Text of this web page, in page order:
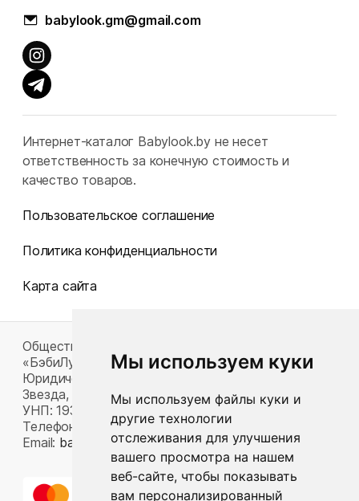
Мы используем куки
Мы используем файлы куки и
другие технологии
отслеживания для улучшения
вашего просмотра на нашем
веб-сайте, чтобы показывать
вам персонализированный
babylook.gm@gmail.com
Интернет-каталог Babylook.by не несет
ответственность за конечную стоимость и
качество товаров.
Пользовательское соглашение
Политика конфиденциальности
Карта сайта
Общество с ограниченной ответственностью
«БэбиЛук»
Юридический адрес: 220117, г. Минск, пр-т Газеты
Звезда, д. 16, пом. 52
УНП: 193815124
Телефон:
+375 33 392 66 63
Email: babylook.gm@gmail.com .